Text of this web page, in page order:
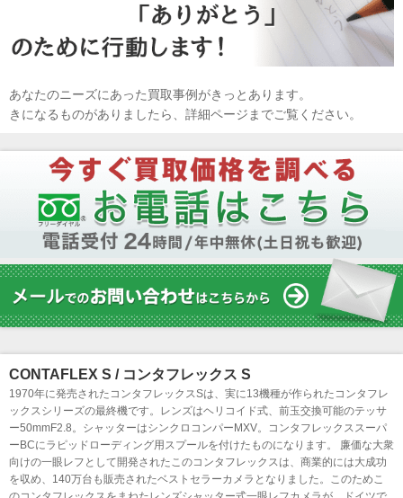
あなたのニーズにあった買取事例がきっとあります。
きになるものがありましたら、詳細ページまでご覧ください。
CONTAFLEX S / コンタフレックス S
1970年に発売されたコンタフレックスSは、実に13機種が作られたコンタフレ
ックスシリーズの最終機です。レンズはヘリコイド式、前玉交換可能のテッサ
ー50mmF2.8。シャッターはシンクロコンパーMXV。コンタフレックススーパ
ーBCにラピッドローディング用スプールを付けたものになります。 廉価な大衆
向けの一眼レフとして開発されたこのコンタフレックスは、商業的には大成功
を収め、140万台も販売されたベストセラーカメラとなりました。このためこ